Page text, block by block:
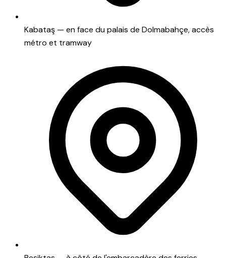
Kabataş — en face du palais de Dolmabahçe, accès
métro et tramway